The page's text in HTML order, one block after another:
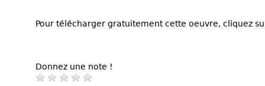
Pour télécharger gratuitement cette oeuvre, cliquez
Donnez une note !